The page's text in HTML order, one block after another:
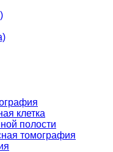
клетка
полости
томография